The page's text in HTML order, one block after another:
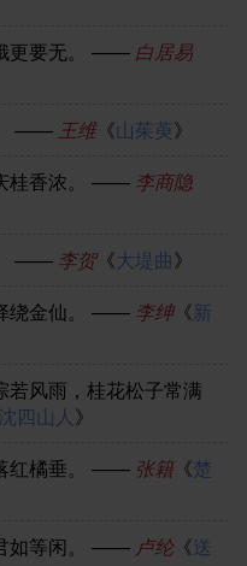
要无。 —— 白居易
—— 王维《山茱萸》
香浓。 —— 李商隐
—— 李贺《大堤曲》
金仙。 —— 李绅《新
若风雨，桂花松子常满
四山人》
橘垂。 —— 张籍《楚
等闲。 —— 卢纶《送